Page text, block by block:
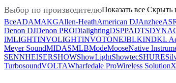
Выбор по производителюПоказать все Скрыть
ВсеADAMAKGAllen-HeathAmerican DJAnzhee
Denon DJDenon PRODialightingDSPPADTS
IMLIGHTINVOLIGHTINVOTONEJBLKINDKL
Meyer SoundMIDASMLBModeMooseNative
SENNHEISERSHOWShowLightShowtecSHURE
TurbosoundVOLTAWharfedale ProWireless Solution